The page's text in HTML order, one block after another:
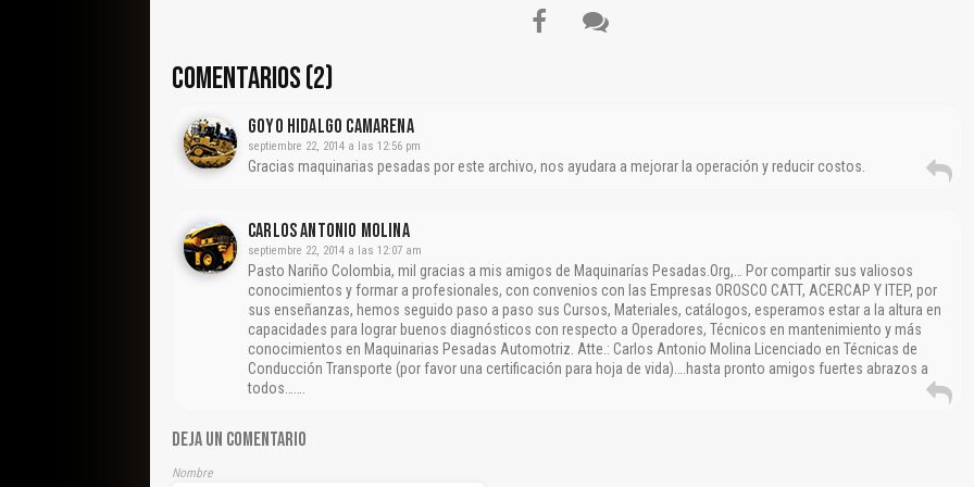
COMENTARIOS (2)
Goyo Hidalgo Camarena
septiembre 22, 2014 a las 12:56 pm
Gracias maquinarias pesadas por este archivo, nos ayudara a mejorar la operación y reducir costos.
CARLOS ANTONIO MOLINA
septiembre 22, 2014 a las 12:07 am
Pasto Nariño Colombia, mil gracias a mis amigos de Maquinarías Pesadas.Org,… Por compartir sus valiosos
conocimientos y formar a profesionales, con convenios con las Empresas OROSCO CATT, ACERCAP Y ITEP, por
sus enseñanzas, hemos seguido paso a paso sus Cursos, Materiales, catálogos, esperamos estar a la altura en
capacidades para lograr buenos diagnósticos con respecto a Operadores, Técnicos en mantenimiento y más
conocimientos en Maquinarias Pesadas Automotriz. Atte.: Carlos Antonio Molina Licenciado en Técnicas de
Conducción Transporte (por favor una certificación para hoja de vida)….hasta pronto amigos fuertes abrazos a
todos…….
DEJA UN COMENTARIO
Nombre